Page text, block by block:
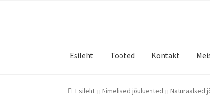
Esileht Tooted Kontakt
Esileht Nimelised jõuluehted Naturaalsed